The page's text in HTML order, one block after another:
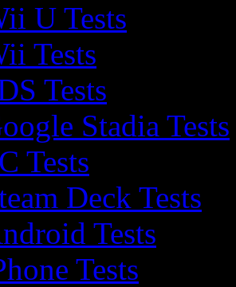
U Tests
Tests
Tests
Stadia Tests
Tests
Deck Tests
Tests
Tests